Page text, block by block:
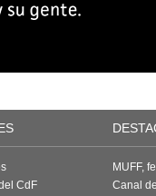
CdF
MUFF,
Canal